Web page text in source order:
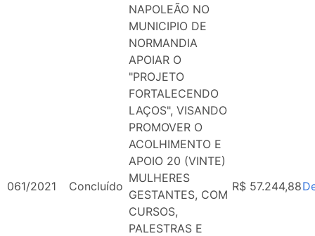
NAPOLEÃO NO
MUNICIPIO DE
NORMANDIA
061/2021 Concluído
APOIAR O
"PROJETO
FORTALECENDO
LAÇOS", VISANDO
PROMOVER O
ACOLHIMENTO E
APOIO 20 (VINTE)
MULHERES
GESTANTES, COM
CURSOS,
PALESTRAS E
R$ 57.244,88